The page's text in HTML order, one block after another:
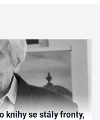
knihy se stály fronty,